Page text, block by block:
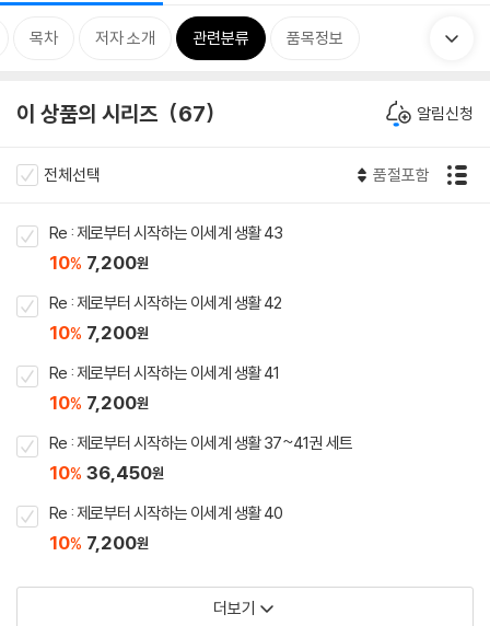
목차 저자 소개 관련분류 품목정보
이 상품의 시리즈 67 알림신청
전체선택 품절포함
Re : 제로부터 시작하는 이세계 생활 43
10% 7,200원
Re : 제로부터 시작하는 이세계 생활 42
10% 7,200원
Re : 제로부터 시작하는 이세계 생활 41
10% 7,200원
Re : 제로부터 시작하는 이세계 생활 37~41권 세트
10% 36,450원
Re : 제로부터 시작하는 이세계 생활 40
10% 7,200원
더보기